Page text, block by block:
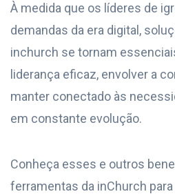
À medida que os líderes de
demandas da era digital,
inchurch se tornam
liderança eficaz, envolver a
manter conectado às
em constante evolução.
Conheça esses e outros
ferramentas da inChurch